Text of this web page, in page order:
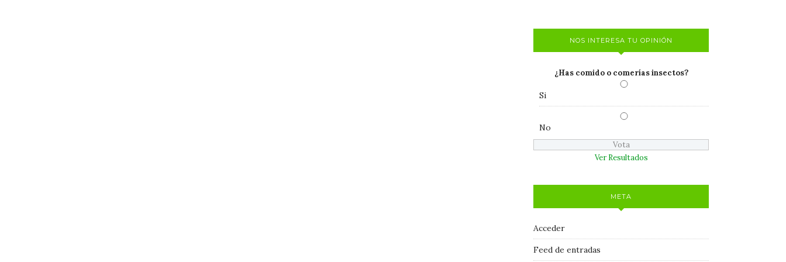
NOS INTERESA TU OPINIÓN
¿Has comido o comerías insectos?
Si
No
Ver Resultados
META
Acceder
Feed de entradas